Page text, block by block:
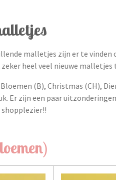
malletjes zijn er te vinden
heel veel nieuwe malletjes
(B), Christmas (CH),
Er zijn een paar
shopplezier!!